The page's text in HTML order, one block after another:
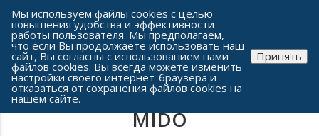
Сеть часовых салонов г. Челябинска
Мужские часы
MIDO
Мы используем файлы cookies с целью
повышения удобства и эффективности
работы пользователя. Мы предполагаем,
что если Вы продолжаете использовать наш
сайт, Вы согласны с использованием нами
файлов cookies. Вы всегда можете изменить
настройки своего интернет-браузера и
отказаться от сохранения файлов cookies на
нашем сайте.
Принять